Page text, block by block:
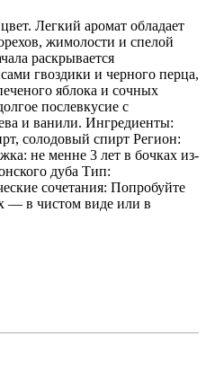
Легкий аромат обладает
жимолости и спелой
раскрывается
гвоздики и черного перца,
яблока и сочных
послевкусие с
и ванили. Ингредиенты:
солодовый спирт Регион:
не менне 3 лет в бочках из-
дуба Тип:
сочетания: Попробуйте
— в чистом виде или в